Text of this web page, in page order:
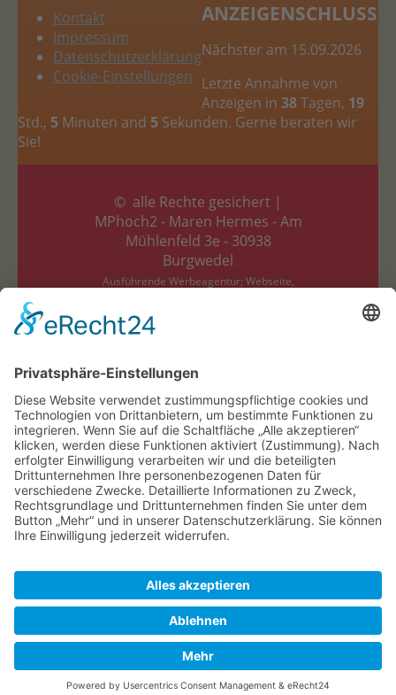
Kontakt
Impressum
Datenschutzerklärung
Cookie-Einstellungen
ANZEIGENSCHLUSS
Nächster am 15.09.2026
Letzte Annahme von
Anzeigen in 38Tagen, 19
Std., 5 Minuten and 4 Sekunden. Gerne beraten wir
Sie!
© alle Rechte gesichert |
MPhoch2 - Maren Hermes - Am
Mühlenfeld 3e - 30938
Burgwedel
Ausführende Werbeagentur; Webseite,
regioprint Werbemedien & Agentur e.K.,
Suchen
Startseite
Aktuelle Zeitung
Archiv Zeitungen
Archiv Beiträge
Stellenangebote
Verteilkarte
AGB
Kontakt
Datenschutzerklärung
Cookie-Einstellungen